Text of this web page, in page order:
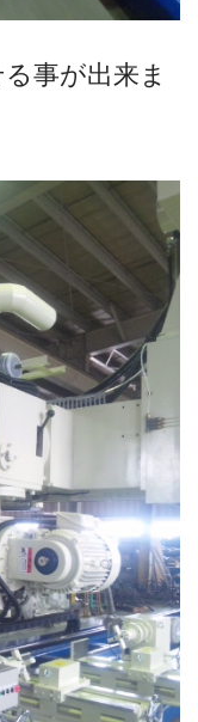
事が出来ま